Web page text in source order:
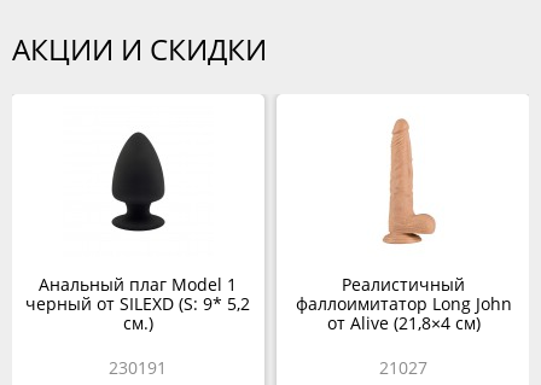
АКЦИИ И СКИДКИ
Анальный плаг Model 1
черный от SILEXD (S: 9* 5,2
см.)
230191
Реалистичный
фаллоимитатор Long John
от Alive (21,8×4 см)
21027